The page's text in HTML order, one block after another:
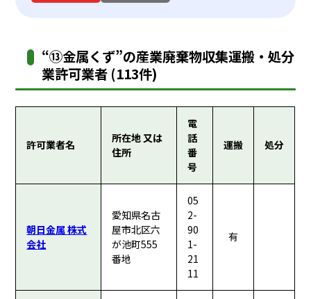
“⑬金属くず”の産業廃棄物収集運搬・処分
業許可業者 (113件)
許可業者名
所在地 又は
住所
電
話
番
号
運搬 処分
朝日金属 株式
会社
愛知県名古
屋市北区六
が池町555
番地
05
2-
90
1-
21
11
有